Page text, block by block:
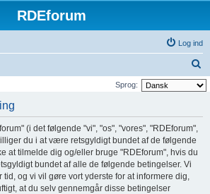
RDEforum
Log ind
ø
Sprog:
(i det følgende "vi", "os", "vores", "RDEforum",
du i at være retsgyldigt bundet af de følgende
at tilmelde dig og/eller bruge "RDEforum", hvis du
bundet af alle de følgende betingelser. Vi
og vi vil gøre vort yderste for at informere dig,
at du selv gennemgår disse betingelser